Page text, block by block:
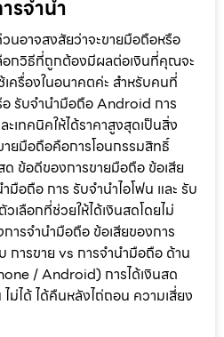
รจำนำ
นอาจสงสัยว่าจะขายมือถือหรือ
อกวิธีที่ถูกต้องมีผลต่อเงินที่คุณจะ
เครื่องในอนาคตค่ะ สำหรับคนที่
อ รับจำนำมือถือ Android การ
ะเทคนิคให้ได้ราคาสูงสุดเป็นสิ่ง
ยมือถือคือการโอนกรรมสิทธิ์
ข้อดีของการขายมือถือ ข้อเสีย
มือถือ การ รับจำนำไอโฟน และ รับ
ลือกที่ช่วยให้ได้เงินสดโดยไม่
ารจำนำมือถือ ข้อเสียของการ
การขาย vs การจำนำมือถือ ด้าน
/ Android) การได้เงินสด
ม่ได้ ได้คืนหลังไถ่ถอน ความเสี่ยง